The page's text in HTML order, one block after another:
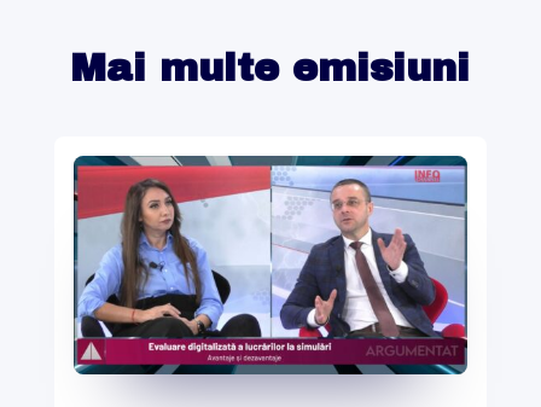
Mai multe emisiuni